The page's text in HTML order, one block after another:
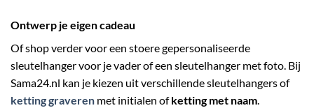
Ontwerp je eigen cadeau
Of shop verder voor een stoere gepersonaliseerde
sleutelhanger voor je vader of een sleutelhanger met foto. Bij
Sama24.nl kan je kiezen uit verschillende sleutelhangers of
ketting graveren met initialen ofketting met naam